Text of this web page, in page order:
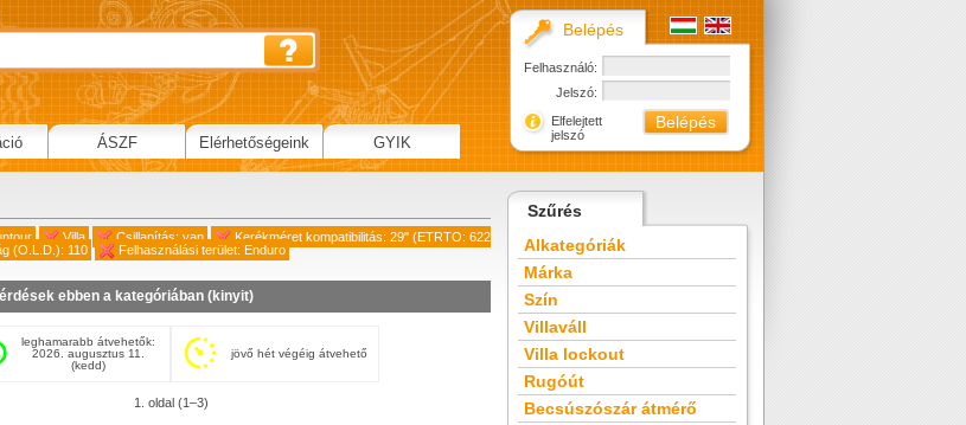
Villa Csillapítás: van
Kerékméret kompatibilitás: 29" (ETRTO: 622
(O.L.D.): 110 Felhasználási terület: Enduro
ebben a kategóriában (kinyit)
leghamarabb átvehetők:
2026. augusztus 11.
(kedd)
jövő hét végéig átvehető
1. oldal (1–3)
Szűrés
Alkategóriák
Márka
Szín
Villaváll
Villa lockout
Rugóút
Becsúszószár átmérő
Belépés
Felhasználó:
Jelszó:
Elfelejtett
jelszó
ÁSZF Elérhetőségeink GYIK